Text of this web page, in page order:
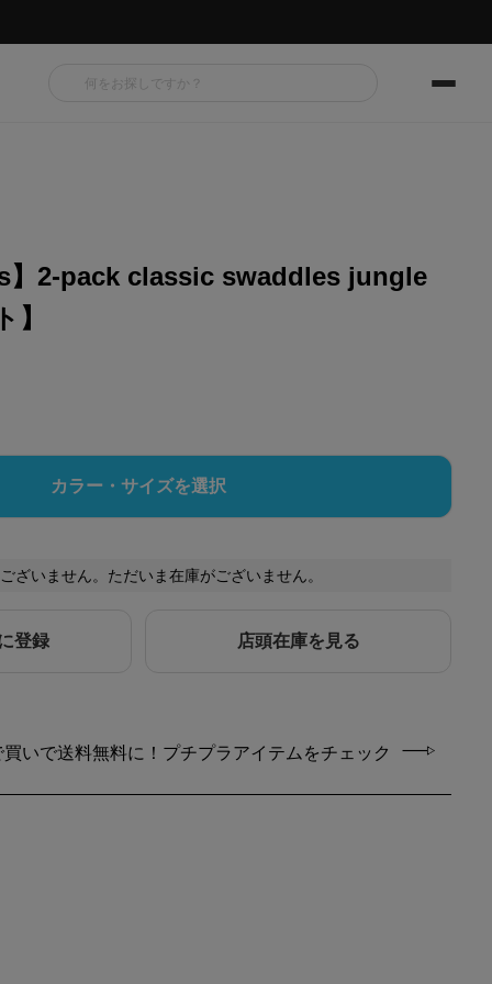
】2-pack classic swaddles jungle
】
カラー・サイズを選択
ざいません。ただいま在庫がございません。
登録 店頭在庫を見る
買いで送料無料に！プチプラアイテムをチェック